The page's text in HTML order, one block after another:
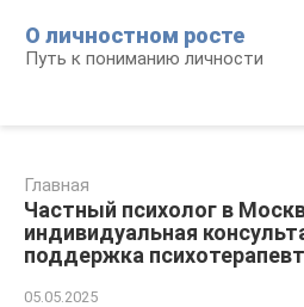
контенту
О личностном росте
Путь к пониманию личности
Главная
Частный психолог в
индивидуальная
поддержка
05.05.2025